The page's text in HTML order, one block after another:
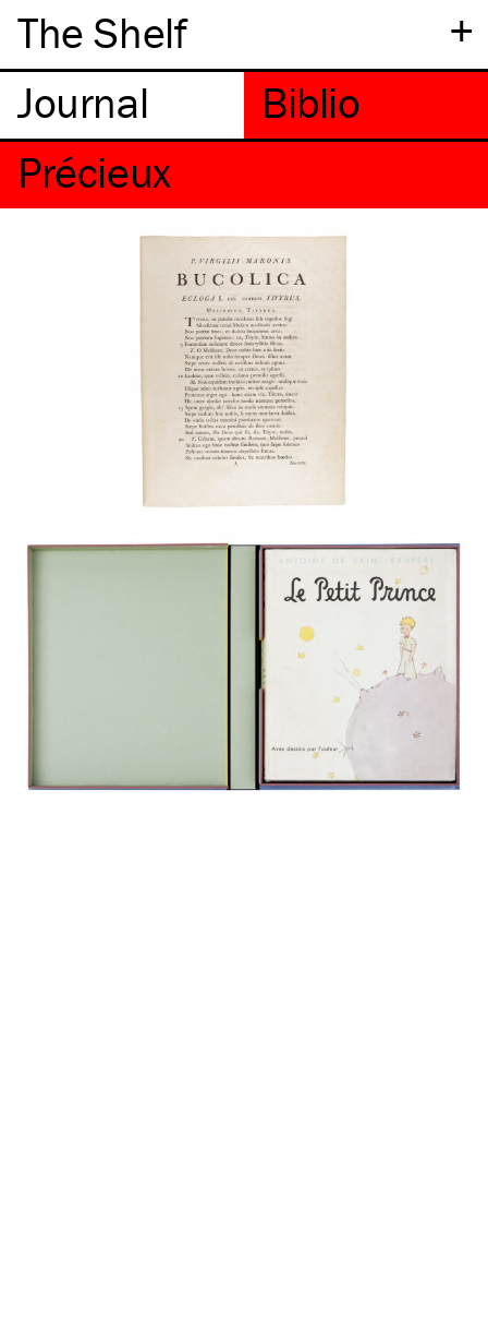
+
The Shelf
Précieux